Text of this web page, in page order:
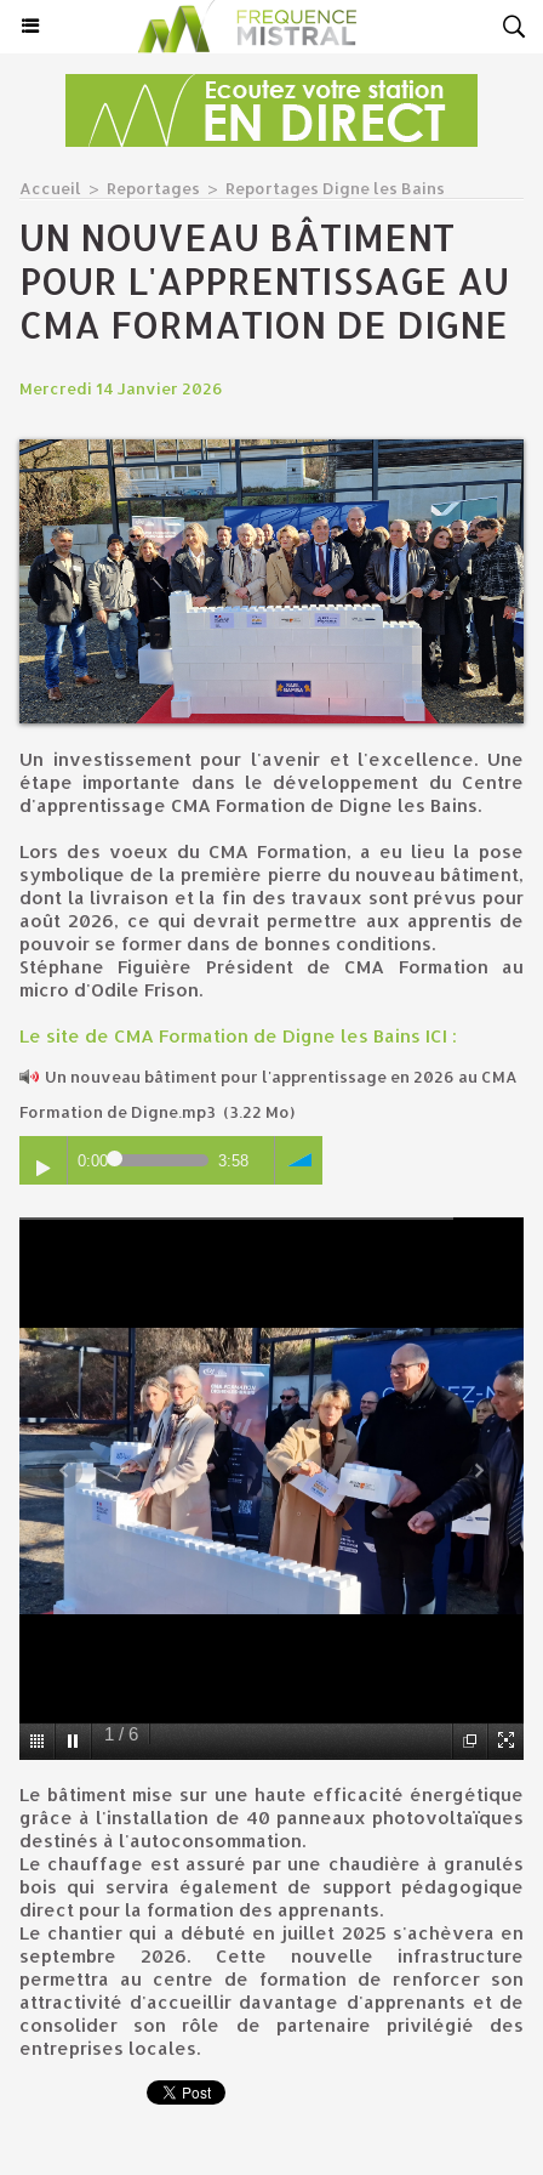
Accueil > Reportages > Reportages Digne les Bains
UN NOUVEAU BÂTIMENT
POUR L'APPRENTISSAGE AU
CMA FORMATION DE DIGNE
Mercredi 14 Janvier 2026
Un investissement pour l'avenir et l'excellence. Une
étape importante dans le développement du Centre
d'apprentissage CMA Formation de Digne les Bains.
Lors des voeux du CMA Formation, a eu lieu la pose
symbolique de la première pierre du nouveau bâtiment,
dont la livraison et la fin des travaux sont prévus pour
août 2026, ce qui devrait permettre aux apprentis de
pouvoir se former dans de bonnes conditions.
Stéphane Figuière Président de CMA Formation au
micro d'Odile Frison.
Le site de CMA Formation de Digne les Bains ICI :
Un nouveau bâtiment pour l'apprentissage en 2026 au CMA
Formation de Digne.mp3 (3.22 Mo)
0:00 3:58
1 /6
Le bâtiment mise sur une haute efficacité énergétique
grâce à l'installation de 40 panneaux photovoltaïques
destinés à l'autoconsommation.
Le chauffage est assuré par une chaudière à granulés
bois qui servira également de support pédagogique
direct pour la formation des apprenants.
Le chantier qui a débuté en juillet 2025 s'achèvera en
septembre 2026. Cette nouvelle infrastructure
permettra au centre de formation de renforcer son
attractivité d'accueillir davantage d'apprenants et de
consolider son rôle de partenaire privilégié des
entreprises locales.